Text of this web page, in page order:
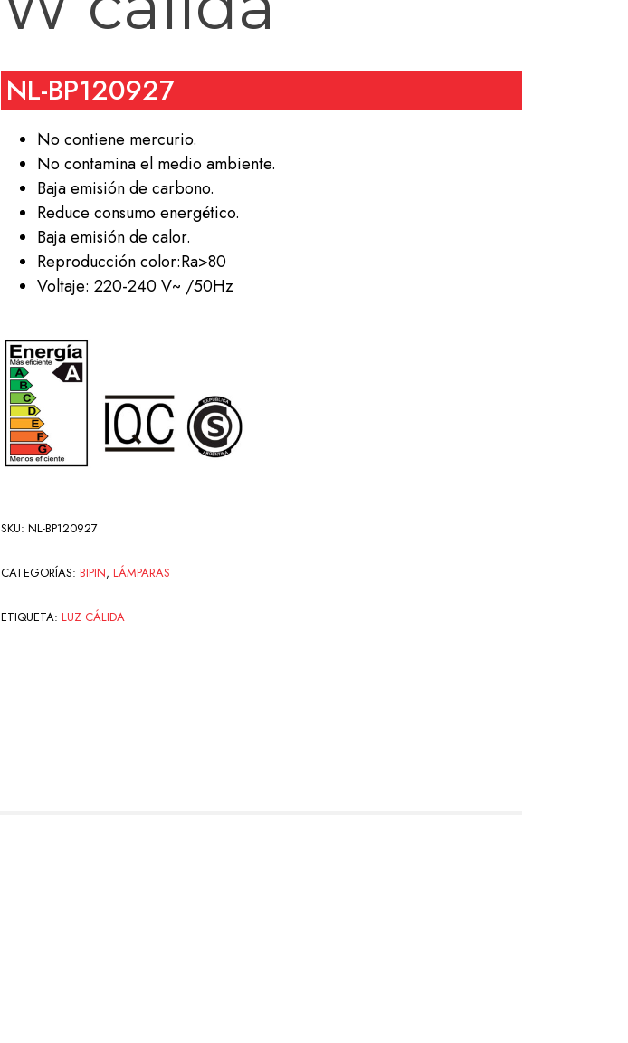
NL-BP120927
No contiene mercurio.
No contamina el medio ambiente.
Baja emisión de carbono.
Reduce consumo energético.
Baja emisión de calor.
Reproducción color:Ra>80
Voltaje: 220-240 V~ /50Hz
SKU: NL-BP120927
CATEGORÍAS: BIPIN, LÁMPARAS
ETIQUETA: LUZ CÁLIDA